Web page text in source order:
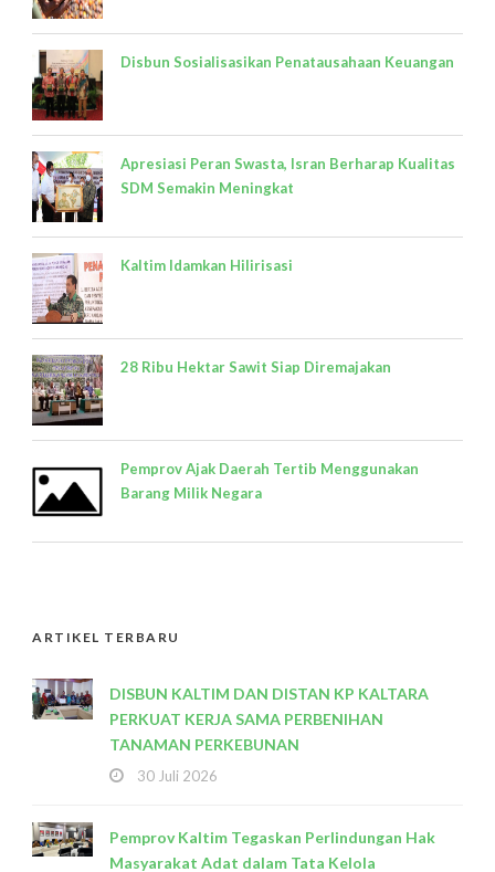
Disbun Sosialisasikan Penatausahaan Keuangan
Apresiasi Peran Swasta, Isran Berharap Kualitas
SDM Semakin Meningkat
Kaltim Idamkan Hilirisasi
28 Ribu Hektar Sawit Siap Diremajakan
Pemprov Ajak Daerah Tertib Menggunakan
Barang Milik Negara
ARTIKEL TERBARU
DISBUN KALTIM DAN DISTAN KP KALTARA
PERKUAT KERJA SAMA PERBENIHAN
TANAMAN PERKEBUNAN
30 Juli 2026
Pemprov Kaltim Tegaskan Perlindungan Hak
Masyarakat Adat dalam Tata Kelola